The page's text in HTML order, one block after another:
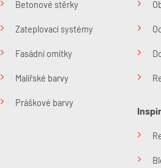
Betonové stěrky
Zateplovací systémy
Fasádní omítky
Malířské barvy
Práškové barvy